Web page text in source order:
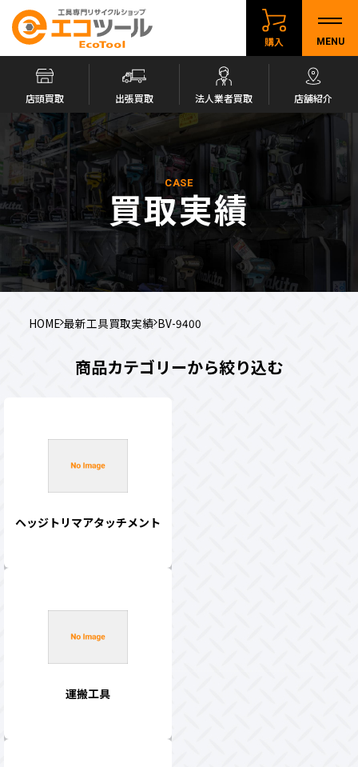
購入 MENU
店頭買取 出張買取 法人業者買取 店舗紹介
CASE
買取実績
HOME 最新工具買取実績 BV-9400
商品カテゴリーから絞り込む
ヘッジトリマアタッチメント
運搬工具